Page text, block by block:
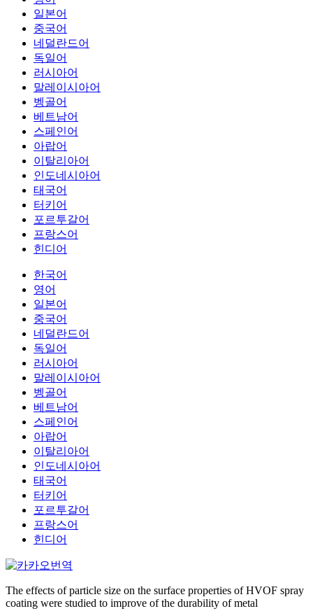
일본어
중국어
네덜란드어
독일어
러시아어
말레이시아어
벵골어
베트남어
스페인어
아랍어
이탈리아어
인도네시아어
태국어
터키어
포르투갈어
프랑스어
힌디어
한국어
영어
일본어
중국어
네덜란드어
독일어
러시아어
말레이시아어
벵골어
베트남어
스페인어
아랍어
이탈리아어
인도네시아어
태국어
터키어
포르투갈어
프랑스어
힌디어
The effects of particle size on the surface properties of HVOF spray
coating were studied to improve of the durability of metal